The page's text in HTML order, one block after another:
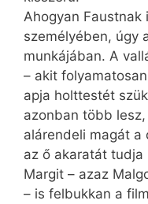
Ahogyan Faustnak
személyében, úgy
munkájában. A
– akit
apja holttestét
azonban több
alárendeli magát a
az ő akaratát tudja
Margit – azaz
– is felbukkan a